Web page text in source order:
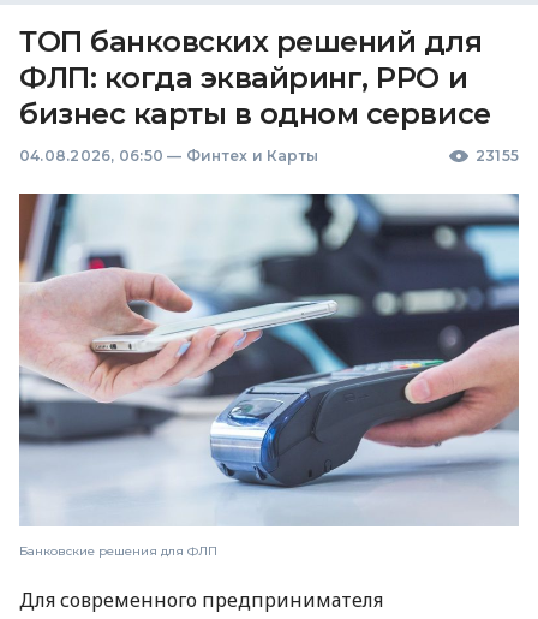
ТОП банковских решений для
ФЛП: когда эквайринг, РРО и
бизнес карты в одном сервисе
04.08.2026, 06:50 — Финтех и Карты 23155
Банковские решения для ФЛП
Для современного предпринимателя